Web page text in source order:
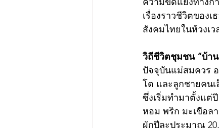
เรื่องราวชีวิตของ
สังคมไทยในห้วงเ
วิถีชีวิตชุมชน “บ้า
ปัจจุบันแม่สมควร
โต และลูกชายคนเ
ซึ่งเริ่มทำมาตั้งแต่
หอม พริก มะเขือล
ผักปีละประมาณ